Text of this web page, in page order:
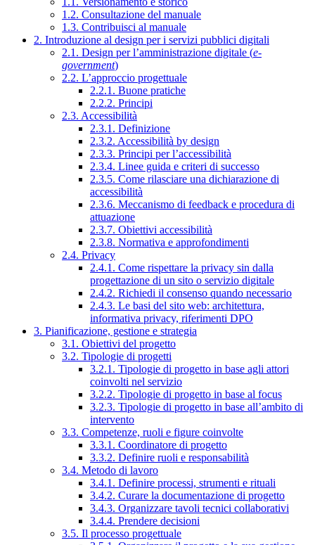
1.2. Consultazione del manuale
1.3. Contribuisci al manuale
2. Introduzione al design per i servizi pubblici digitali
2.1. Design per l’amministrazione digitale (e-
government)
2.2. L’approccio progettuale
2.2.1. Buone pratiche
2.2.2. Principi
2.3. Accessibilità
2.3.1. Definizione
2.3.2. Accessibilità by design
2.3.3. Principi per l’accessibilità
2.3.4. Linee guida e criteri di successo
2.3.5. Come rilasciare una dichiarazione di
accessibilità
2.3.6. Meccanismo di feedback e procedura di
attuazione
2.3.7. Obiettivi accessibilità
2.3.8. Normativa e approfondimenti
2.4. Privacy
2.4.1. Come rispettare la privacy sin dalla
progettazione di un sito o servizio digitale
2.4.2. Richiedi il consenso quando necessario
2.4.3. Le basi del sito web: architettura,
informativa privacy, riferimenti DPO
3. Pianificazione, gestione e strategia
3.1. Obiettivi del progetto
3.2. Tipologie di progetti
3.2.1. Tipologie di progetto in base agli attori
coinvolti nel servizio
3.2.2. Tipologie di progetto in base al focus
3.2.3. Tipologie di progetto in base all’ambito di
intervento
3.3. Competenze, ruoli e figure coinvolte
3.3.1. Coordinatore di progetto
3.3.2. Definire ruoli e responsabilità
3.4. Metodo di lavoro
3.4.1. Definire processi, strumenti e rituali
3.4.2. Curare la documentazione di progetto
3.4.3. Organizzare tavoli tecnici collaborativi
3.4.4. Prendere decisioni
3.5. Il processo progettuale